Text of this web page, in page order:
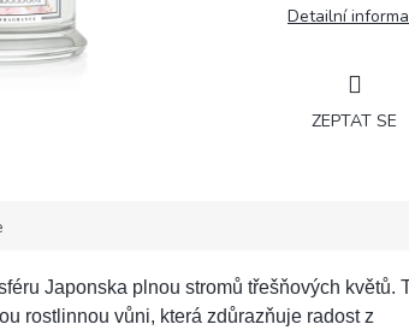
Detailní
ZEPTAT SE
Japonska plnou stromů třešňových květů.
rostlinnou vůni, která zdůrazňuje radost z